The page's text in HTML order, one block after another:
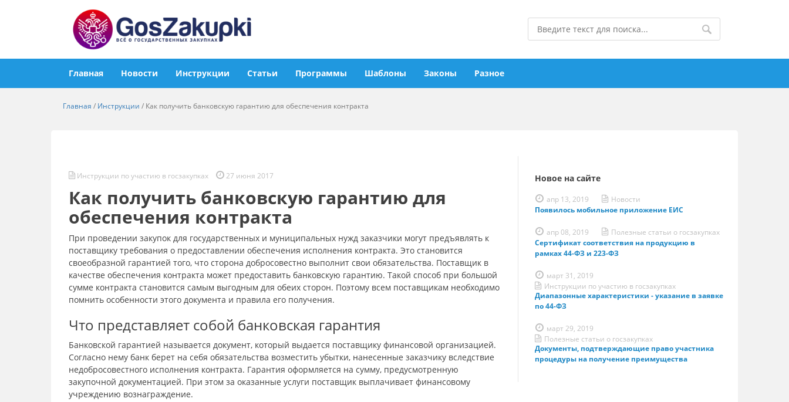
Главная Новости Инструкции Статьи Программы Шаблоны Законы Разное
Главная / Инструкции / Как получить банковскую гарантию для обеспечения контракта
Инструкции по участию в госзакупках 27 июня 2017
Как получить банковскую гарантию для
обеспечения контракта
При проведении закупок для государственных и муниципальных нужд заказчики могут предъявлять к
поставщику требования о предоставлении обеспечения исполнения контракта. Это становится
своеобразной гарантией того, что сторона добросовестно выполнит свои обязательства. Поставщик в
качестве обеспечения контракта может предоставить банковскую гарантию. Такой способ при большой
сумме контракта становится самым выгодным для обеих сторон. Поэтому всем поставщикам необходимо
помнить особенности этого документа и правила его получения.
Что представляет собой банковская гарантия
Банковской гарантией называется документ, который выдается поставщику финансовой организацией.
Согласно нему банк берет на себя обязательства возместить убытки, нанесенные заказчику вследствие
недобросовестного исполнения контракта. Гарантия оформляется на сумму, предусмотренную
закупочной документацией. При этом за оказанные услуги поставщик выплачивает финансовому
учреждению вознаграждение.
Новое на сайте
апр 13, 2019
Новости
Появилось мобильное приложение ЕИС
апр 08, 2019
Полезные статьи о госзакупках
Сертификат соответствия на продукцию в
рамках 44-ФЗ и 223-ФЗ
март 31, 2019
Инструкции по участию в госзакупках
Диапазонные характеристики - указание в заявке
по 44-ФЗ
март 29, 2019
Полезные статьи о госзакупках
Документы, подтверждающие право участника
процедуры на получение преимущества